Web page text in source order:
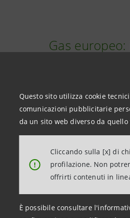
Questo sito utilizza cookie
comunicazioni pubblicitarie
da un sito web diverso da
!
Cliccando sulla [x] di
profilazione. Non
offrirti contenuti in
È possibile consultare
Gas
Il mercato del gas
stoccaggi
La ricostituzione
mantenendo il
all'evoluzione dello